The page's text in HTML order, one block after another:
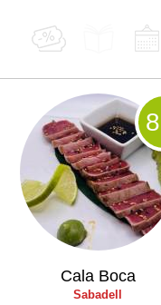
Cala Boca
Sabadell
8